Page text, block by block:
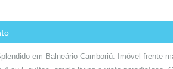
em Balneário Camboriú. Imóvel frente